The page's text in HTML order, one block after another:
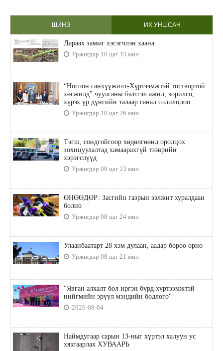
ШИНЭ ИХ УНШСАН
Дараах замыг хэсэгчлэн хаана
Уржигдар 10 цаг 33 мин
“Ногоон санхүүжилт-Хүртээмжтэй тогтвортой
хөгжилд” чуулганы бэлтгэл ажил, зорилго,
хүрэх үр дүнгийн талаар санал солилцлоо
Уржигдар 10 цаг 26 мин
Тэгш, сондгойгоор хөдөлгөөнд оролцох
зохицуулалтад хамаарахгүй тээврийн
хэрэгслүүд
Уржигдар 09 цаг 23 мин
ӨНӨӨДӨР: Засгийн газрын ээлжит хуралдаан
болно
Уржигдар 08 цаг 24 мин
Улаанбаатарт 28 хэм дулаан, аадар бороо орно
Уржигдар 08 цаг 21 мин
"Явган алхалт бол иргэн бүрд хүртээмжтэй
нийгмийн эрүүл мэндийн бодлого"
2026-08-04
Наймдугаар сарын 13-ныг хүртэл халуун ус
хязгаарлах ХУВААРЬ